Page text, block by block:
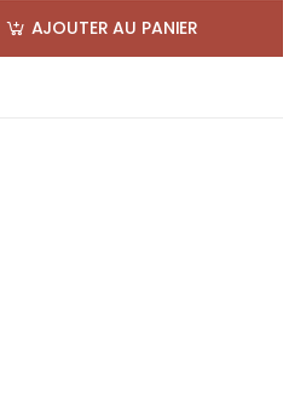
AJOUTER AU PANIER